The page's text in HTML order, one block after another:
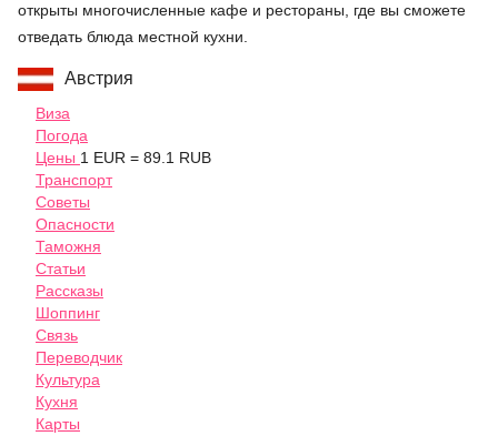
открыты многочисленные кафе и рестораны, где вы сможете
отведать блюда местной кухни.
Австрия
Виза
Погода
Цены 1 EUR = 89.1 RUB
Транспорт
Советы
Опасности
Таможня
Статьи
Рассказы
Шоппинг
Связь
Переводчик
Культура
Кухня
Карты